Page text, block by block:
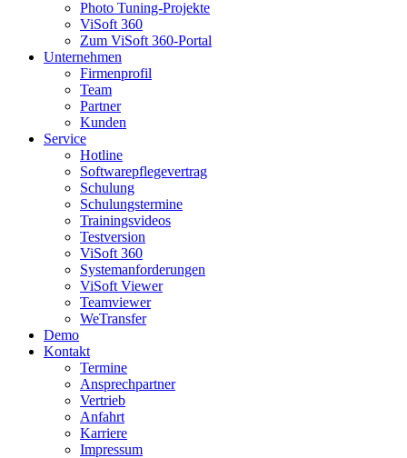
Photo Tuning-Projekte
ViSoft 360
Zum ViSoft 360-Portal
Unternehmen
Firmenprofil
Team
Partner
Kunden
Service
Hotline
Softwarepflegevertrag
Schulung
Schulungstermine
Trainingsvideos
Testversion
ViSoft 360
Systemanforderungen
ViSoft Viewer
Teamviewer
WeTransfer
Demo
Kontakt
Termine
Ansprechpartner
Vertrieb
Anfahrt
Karriere
Impressum